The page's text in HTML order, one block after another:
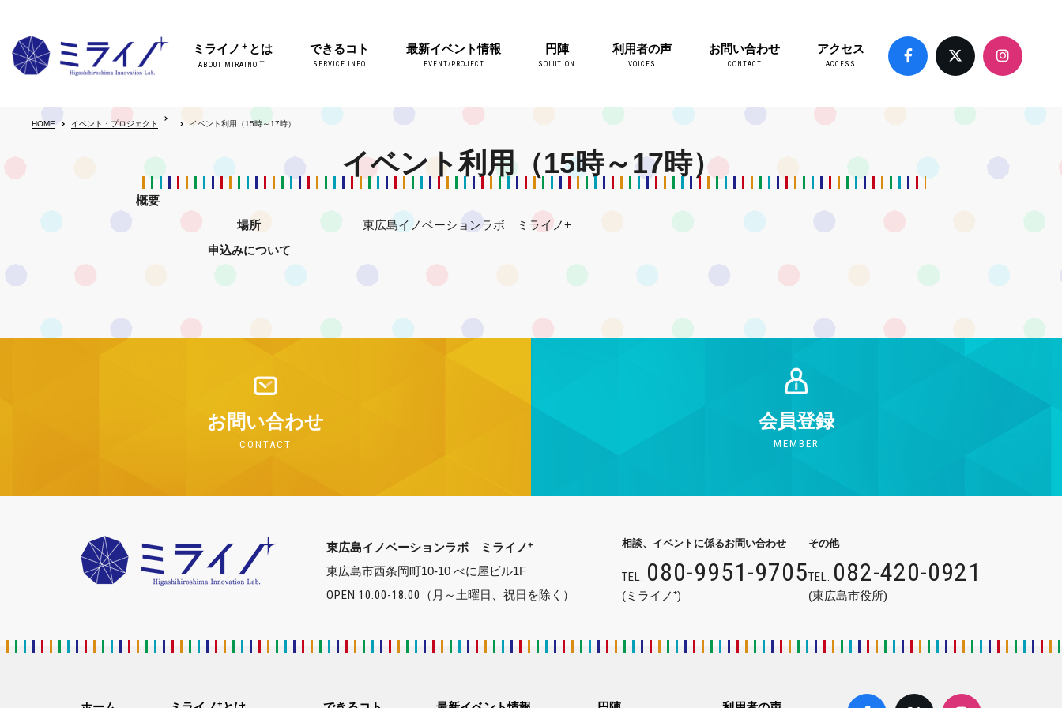
ミライノ ＋ とは
ABOUT MIRAINO ＋
できるコト
SERVICE INFO
最新イベント情報
EVENT/PROJECT
円陣
SOLUTION
利用者の声
VOICES
お問い合わせ
CONTACT
アクセス
ACCESS
HOME イベント・プロジェクト イベント利用（15時～17時）
イベント利用（15時～17時）
概要
場所
東広島イノベーションラボ ミライノ+
申込みについて
お問い合わせ
CONTACT
会員登録
MEMBER
東広島イノベーションラボ ミライノ+
東広島市西条岡町10-10 べに屋ビル1F
OPEN 10:00-18:00 （月～土曜日、祝日を除く）
相談、イベントに係るお問い合わせ
TEL. 080-9951-9705
(ミライノ⁺)
その他
TEL. 082-420-0921
(東広島市役所)
+